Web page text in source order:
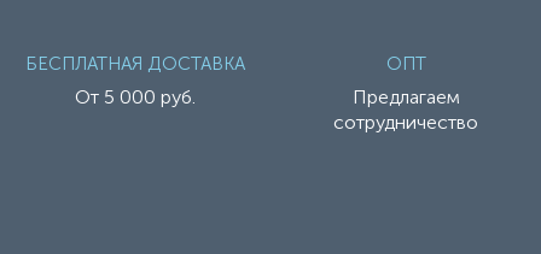
БЕСПЛАТНАЯ ДОСТАВКА
От 5 000 руб.
ОПТ
Предлагаем
сотрудничество